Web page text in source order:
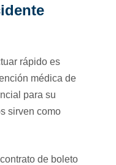
rápido es
médica de
para su
sirven como
de boleto